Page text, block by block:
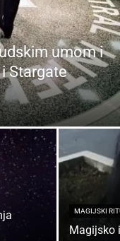
umom i
Stargate
MAGIJSKI
Magijsko